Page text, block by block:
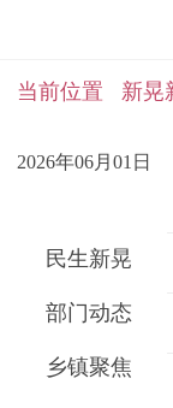
当前位置 新晃
2026年06月01日
民生新晃
部门动态
乡镇聚焦